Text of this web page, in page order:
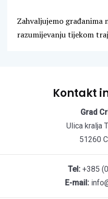
Zahvaljujemo građanima
razumijevanju tijekom
Kontakt
Grad
Ulica kralja
51260
Tel:+385
E-mail: